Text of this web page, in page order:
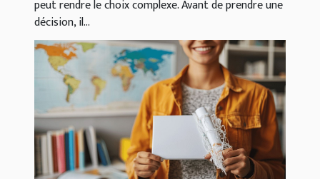
peut rendre le choix complexe. Avant de prendre une
décision, il...